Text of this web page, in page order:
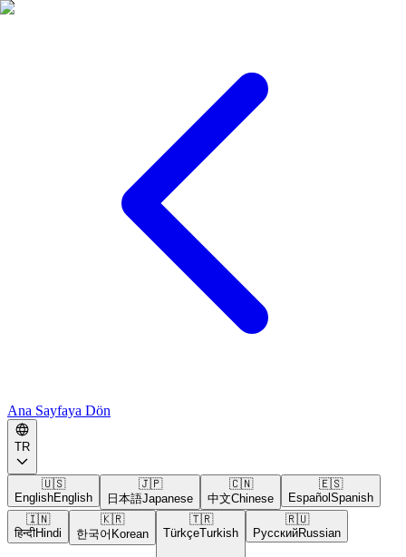
Ana Sayfaya Dön
TR
🇺🇸
EnglishEnglish
🇯🇵
日本語Japanese
🇨🇳
中文Chinese
🇪🇸
Español Spanish
🇮🇳
हिन्दीHindi
🇰🇷
한국어 Korean
🇹🇷
TürkçeTurkish
🇷🇺
РусскийRussian